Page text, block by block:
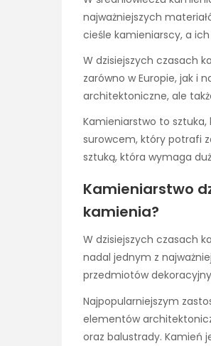
najważniejszych
cieśle kamieniarscy, a
W dzisiejszych czasach
zarówno w Europie, jak i
architektoniczne, ale
Kamieniarstwo to sztuka,
surowcem, który potrafi
sztuką, która wymaga
Kamieniarstwo
kamienia?
W dzisiejszych czasach
nadal jednym z
przedmiotów
Najpopularniejszym
elementów
oraz balustrady. Kamień